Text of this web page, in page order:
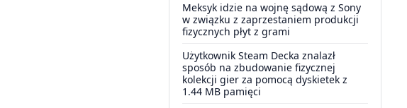
Meksyk idzie na wojnę sądową z Sony
w związku z zaprzestaniem produkcji
fizycznych płyt z grami
Użytkownik Steam Decka znalazł
sposób na zbudowanie fizycznej
kolekcji gier za pomocą dyskietek z
1.44 MB pamięci